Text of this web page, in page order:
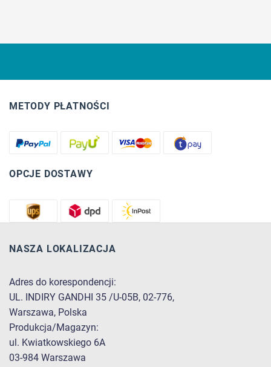
METODY PŁATNOŚCI
OPCJE DOSTAWY
NASZA LOKALIZACJA
Adres do korespondencji:
UL. INDIRY GANDHI 35 /U-05B, 02-776,
Warszawa, Polska
Produkcja/Magazyn:
ul. Kwiatkowskiego 6A
03-984 Warszawa